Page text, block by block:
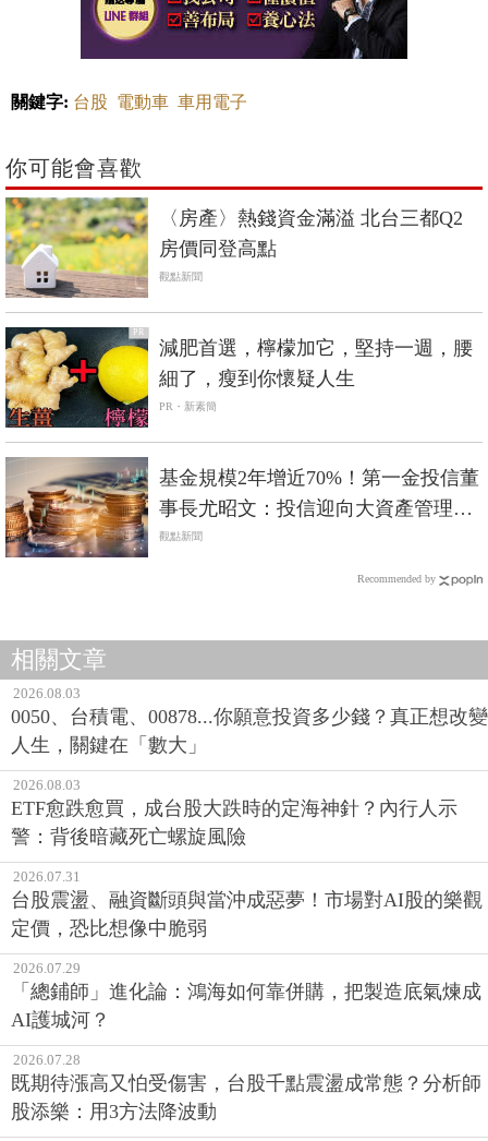
關鍵字: 台股 電動車 車用電子
你可能會喜歡
〈房產〉熱錢資金滿溢 北台三都Q2
房價同登高點
觀點新聞
PR
減肥首選，檸檬加它，堅持一週，腰
細了，瘦到你懷疑人生
PR・新素簡
基金規模2年增近70%！第一金投信董
事長尤昭文：投信迎向大資產管理時
代
觀點新聞
Recommended by
相關文章
2026.08.03
0050、台積電、00878...你願意投資多少錢？真正想改變
人生，關鍵在「數大」
2026.08.03
ETF愈跌愈買，成台股大跌時的定海神針？內行人示
警：背後暗藏死亡螺旋風險
2026.07.31
台股震盪、融資斷頭與當沖成惡夢！市場對AI股的樂觀
定價，恐比想像中脆弱
2026.07.29
「總鋪師」進化論：鴻海如何靠併購，把製造底氣煉成
AI護城河？
2026.07.28
既期待漲高又怕受傷害，台股千點震盪成常態？分析師
股添樂：用3方法降波動